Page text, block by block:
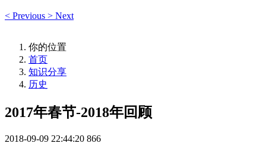
< Previous > Next
你的位置
首页
知识分享
历史
2017年春节-2018年回顾
2018-09-09 22:44:20 866